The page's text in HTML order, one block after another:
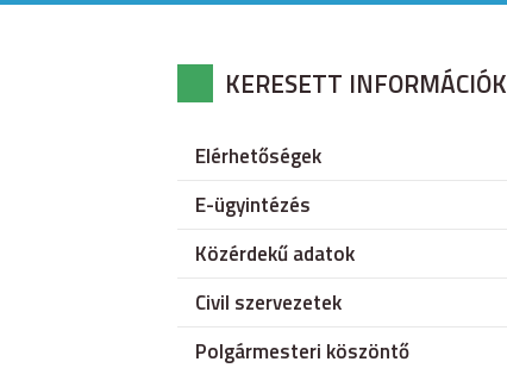
KERESETT INFORMÁCIÓK
Elérhetőségek
E-ügyintézés
Közérdekű adatok
Civil szervezetek
Polgármesteri köszöntő